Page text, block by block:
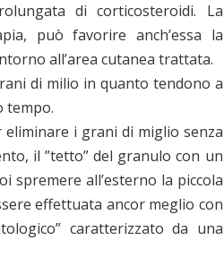
di corticosteroidi. La
può favorire anch’essa la
all’area cutanea trattata.
di milio in quanto tendono a
tempo.
eliminare i grani di miglio senza
il ”tetto” del granulo con un
spremere all’esterno la piccola
effettuata ancor meglio con
caratterizzato da una